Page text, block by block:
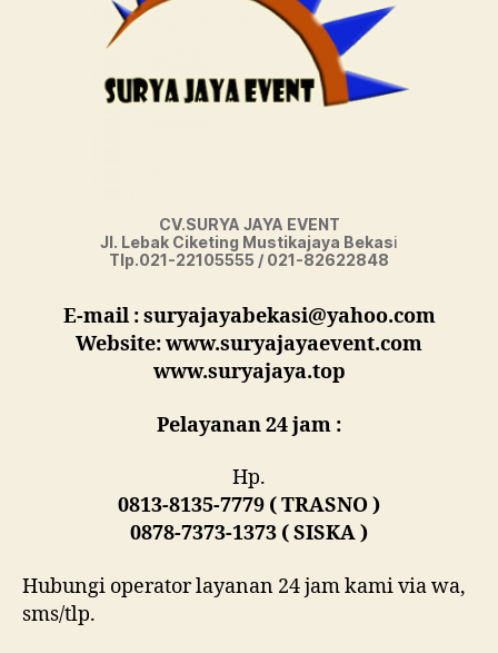
CV.SURYA JAYA EVENT
Jl. Lebak Ciketing Mustikajaya Bekasi
Tlp.021-22105555 / 021-82622848
E-mail : suryajayabekasi@yahoo.com
Website: www.suryajayaevent.com
www.suryajaya.top
Pelayanan 24 jam :
Hp.
0813-8135-7779 ( TRASNO )
0878-7373-1373 ( SISKA )
Hubungi operator layanan 24 jam kami via wa,
sms/tlp.